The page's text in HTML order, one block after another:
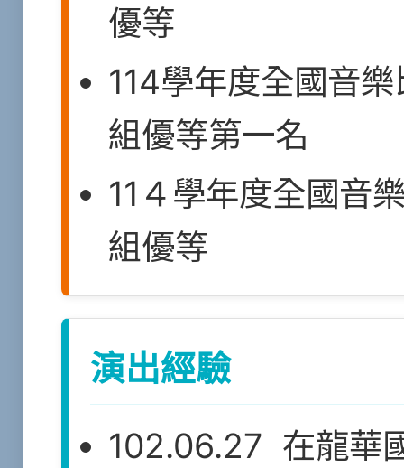
優等
114學年度全國音
組優等第一名
11４學年度全國音
組優等
演出經驗
102.06.27 在龍華